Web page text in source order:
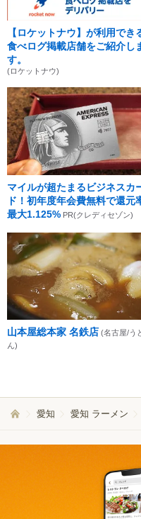
【ロケットナウ】が利用でき
食べログ掲載店舗をご紹介し
す。
(ロケットナウ)
マイルが超たまるビジネスカ
ド！初年度年会費無料で還元
最大1.125% PR(クレディセゾン)
山本屋総本家 名鉄店 (名古屋/う
ん)
愛知 愛知 ラーメン